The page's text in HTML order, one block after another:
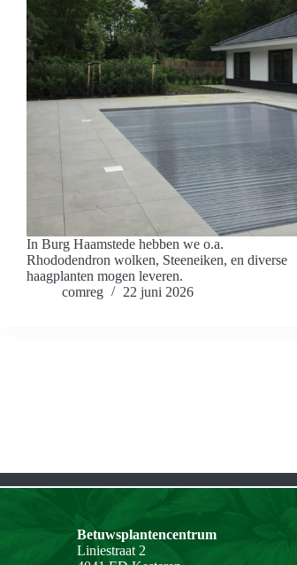
In Burg Haamstede hebben we o.a.
Rhododendron wolken, Steeneiken, en diverse
haagplanten mogen leveren.
comreg
22 juni 2026
Betuwsplantencentrum
Liniestraat 2